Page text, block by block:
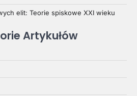
elit: Teorie spiskowe XXI wieku
Artykułów